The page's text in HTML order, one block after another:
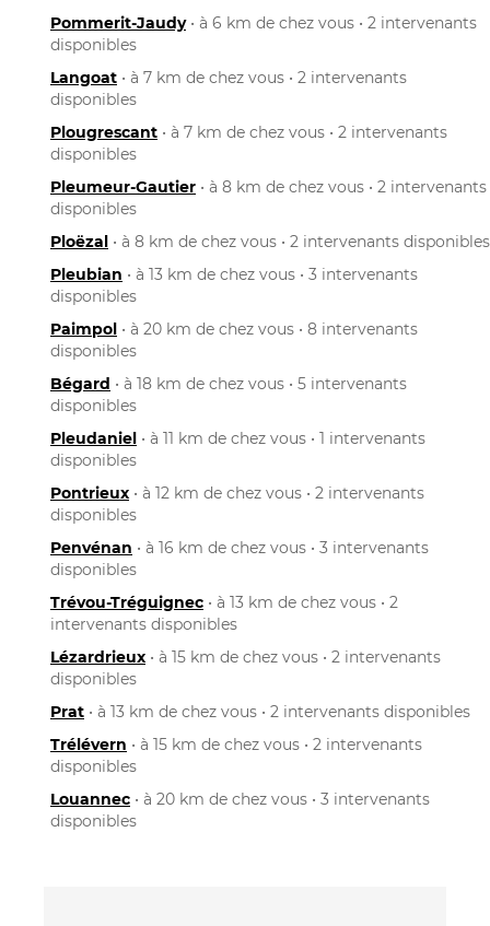
Pommerit-Jaudy• à 6 km de chez vous • 2 intervenants
disponibles
Langoat • à 7 km de chez vous • 2 intervenants
disponibles
Plougrescant • à 7 km de chez vous • 2 intervenants
disponibles
Pleumeur-Gautier • à 8 km de chez vous • 2 intervenants
disponibles
Ploëzal • à 8 km de chez vous • 2 intervenants disponibles
Pleubian • à 13 km de chez vous • 3 intervenants
disponibles
Paimpol • à 20 km de chez vous • 8 intervenants
disponibles
Bégard • à 18 km de chez vous • 5 intervenants
disponibles
Pleudaniel • à 11 km de chez vous • 1 intervenants
disponibles
Pontrieux • à 12 km de chez vous • 2 intervenants
disponibles
Penvénan • à 16 km de chez vous • 3 intervenants
disponibles
Trévou-Tréguignec • à 13 km de chez vous • 2
intervenants disponibles
Lézardrieux • à 15 km de chez vous • 2 intervenants
disponibles
Prat • à 13 km de chez vous • 2 intervenants disponibles
Trélévern • à 15 km de chez vous • 2 intervenants
disponibles
Louannec • à 20 km de chez vous • 3 intervenants
disponibles